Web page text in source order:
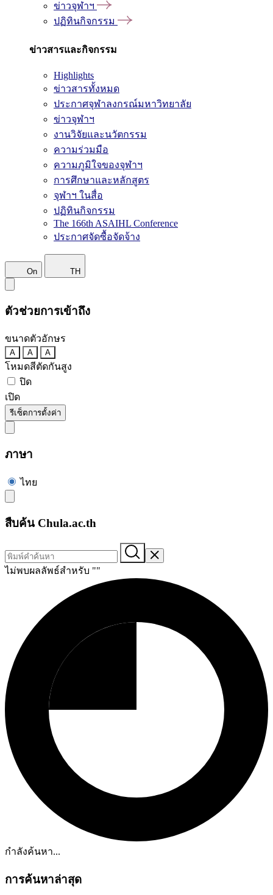
ข่าวจุฬาฯ
ปฏิทินกิจกรรม
ข่าวสารและกิจกรรม
Highlights
ข่าวสารทั้งหมด
ประกาศจุฬาลงกรณ์มหาวิทยาลัย
ข่าวจุฬาฯ
งานวิจัยและนวัตกรรม
ความร่วมมือ
ความภูมิใจของจุฬาฯ
การศึกษาและหลักสูตร
จุฬาฯ ในสื่อ
ปฏิทินกิจกรรม
The 166th ASAIHL Conference
ประกาศจัดซื้อจัดจ้าง
On TH
ตัวช่วยการเข้าถึง
ขนาดตัวอักษร
A A A
โหมดสีตัดกันสูง
ปิด
เปิด
รีเซ็ตการตั้งค่า
ภาษา
ไทย
สืบค้น Chula.ac.th
ไม่พบผลลัพธ์สำหรับ ""
กำลังค้นหา...
การค้นหาล่าสุด